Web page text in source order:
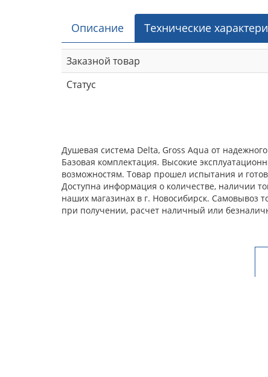
Описание Технические
Заказной товар
Статус
Душевая система Delta, Gross Aqua от
Базовая комплектация. Высокие
возможностям. Товар прошел испытания и
Доступна информация о количестве, наличии
наших магазинах в г. Новосибирск. Самовывоз
при получении, расчет наличный или